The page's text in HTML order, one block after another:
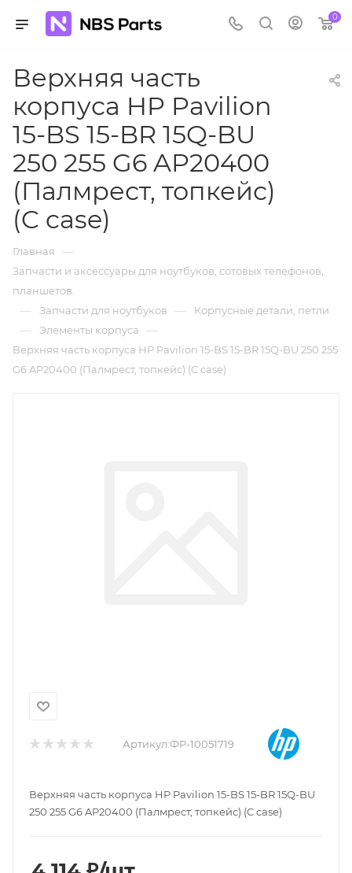
0
Верхняя часть
корпуса HP Pavilion
15-BS 15-BR 15Q-BU
250 255 G6 AP20400
(Палмрест, топкейс)
(C case)
Главная —
Запчасти и аксессуары для ноутбуков, сотовых телефонов,
планшетов.
— Запчасти для ноутбуков — Корпусные детали, петли
— Элементы корпуса —
Верхняя часть корпуса HP Pavilion 15-BS 15-BR 15Q-BU 250 255
G6 AP20400 (Палмрест, топкейс) (C case)
Артикул:ФР-10051719
Верхняя часть корпуса HP Pavilion 15-BS 15-BR 15Q-BU
250 255 G6 AP20400 (Палмрест, топкейс) (C case)